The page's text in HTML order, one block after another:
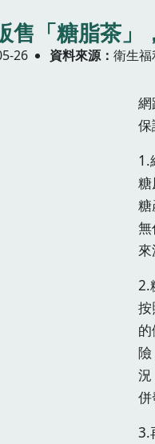
售「糖脂茶」
26 資料來源 衛生
保
1.
糖
糖
無
來
2.
按
險
況
併
3.